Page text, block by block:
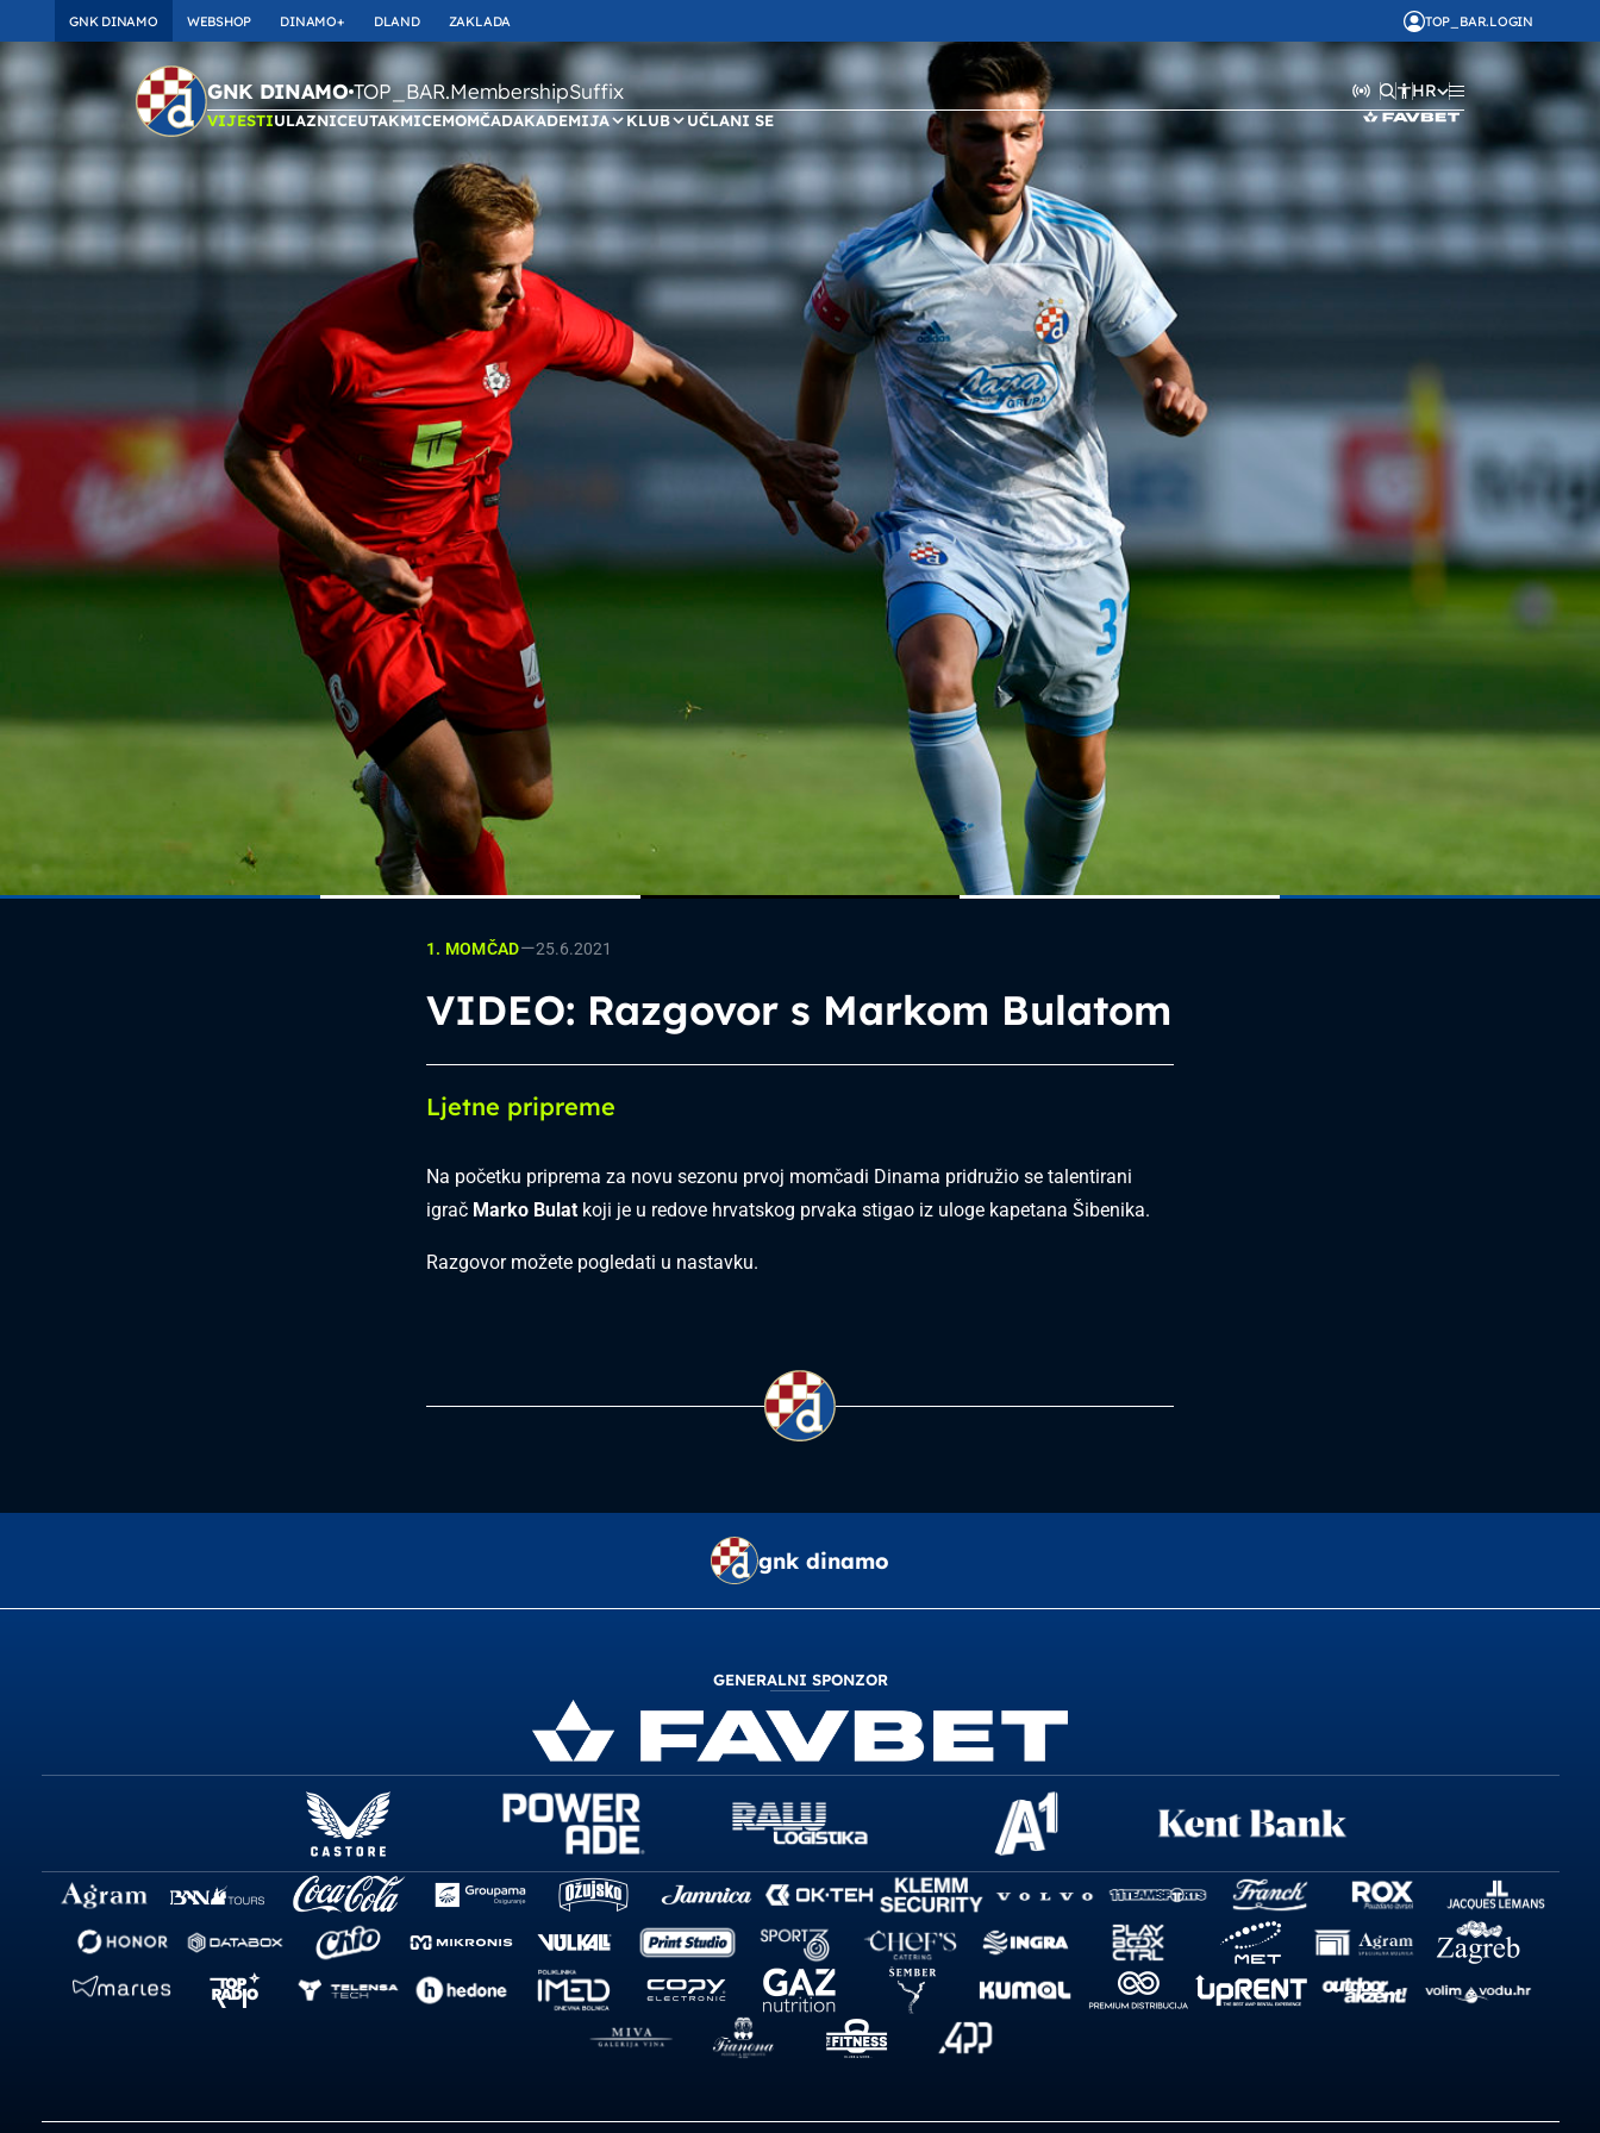
GNK DINAMO WEBSHOP DINAMO+ DLAND ZAKLADA TOP_BAR.LOGIN
GNK DINAMOTOP_BAR.MembershipSuffix HR
VIJESTIULAZNICEUTAKMICEMOMČADAKADEMIJA KLUB UČLANI SE
1. MOMČAD—25.6.2021
VIDEO: Razgovor s Markom Bulatom
Ljetne pripreme
Na početku priprema za novu sezonu prvoj momčadi Dinama pridružio se talentirani
igrač Marko Bulat koji je u redove hrvatskog prvaka stigao iz uloge kapetana Šibenika.
Razgovor možete pogledati u nastavku.
gnk dinamo
GENERALNI SPONZOR